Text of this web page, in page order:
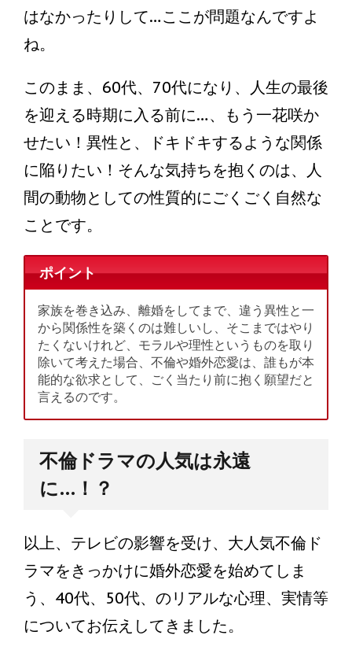
はなかったりして…ここが問題なんですよ
ね。
このまま、60代、70代になり、人生の最後
を迎える時期に入る前に…、もう一花咲か
せたい！異性と、ドキドキするような関係
に陥りたい！そんな気持ちを抱くのは、人
間の動物としての性質的にごくごく自然な
ことです。
ポイント
家族を巻き込み、離婚をしてまで、違う異性と一
から関係性を築くのは難しいし、そこまではやり
たくないけれど、モラルや理性というものを取り
除いて考えた場合、不倫や婚外恋愛は、誰もが本
能的な欲求として、ごく当たり前に抱く願望だと
言えるのです。
不倫ドラマの人気は永遠
に…！？
以上、テレビの影響を受け、大人気不倫ド
ラマをきっかけに婚外恋愛を始めてしま
う、40代、50代、のリアルな心理、実情等
についてお伝えしてきました。